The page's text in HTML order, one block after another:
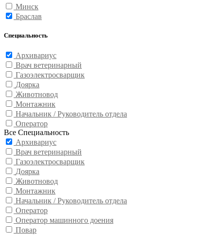
Минск
Браслав
Специальность
Архивариус
Врач ветеринарный
Газоэлектросварщик
Доярка
Животновод
Монтажник
Начальник / Руководитель отдела
Оператор
Все Специальность
Архивариус
Врач ветеринарный
Газоэлектросварщик
Доярка
Животновод
Монтажник
Начальник / Руководитель отдела
Оператор
Оператор машинного доения
Повар